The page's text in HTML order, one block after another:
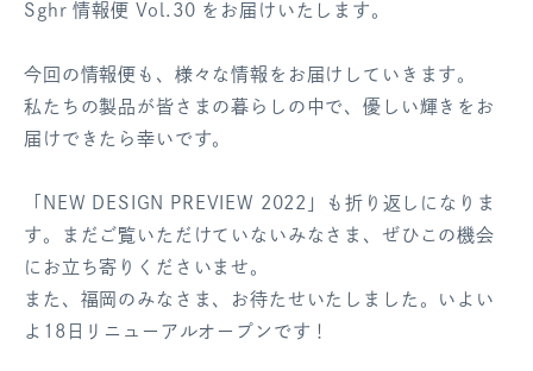
Sghr 情報便 Vol.30 をお届けいたします。
今回の情報便も、様々な情報をお届けしていきます。
私たちの製品が皆さまの暮らしの中で、優しい輝きをお
届けできたら幸いです。
「NEW DESIGN PREVIEW 2022」も折り返しになりま
す。まだご覧いただけていないみなさま、ぜひこの機会
にお立ち寄りくださいませ。
また、福岡のみなさま、お待たせいたしました。いよい
よ18日リニューアルオープンです！